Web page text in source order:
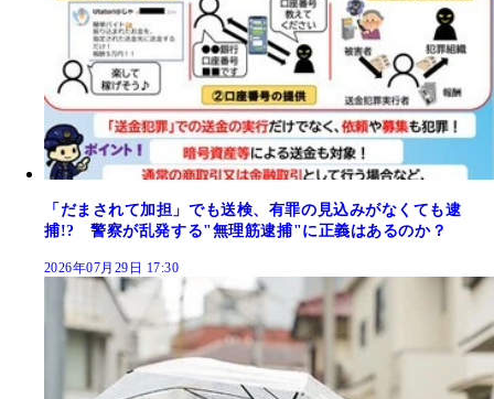
「だまされて加担」でも送検、有罪の見込みがなくても逮
捕!? 警察が乱発する"無理筋逮捕"に正義はあるのか？
2026年07月29日 17:30